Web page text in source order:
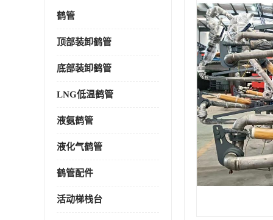
鹤管
顶部装卸鹤管
底部装卸鹤管
LNG低温鹤管
液氨鹤管
液化气鹤管
鹤管配件
活动梯栈台